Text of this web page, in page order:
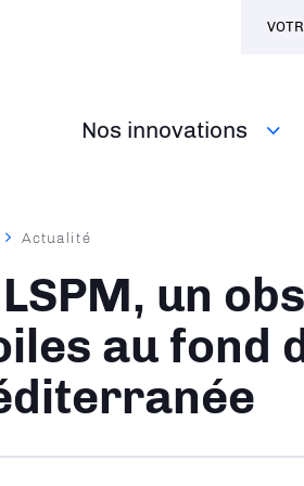
Nos innovations
Actualité
LSPM, un
au fond